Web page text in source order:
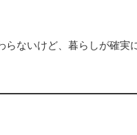
らないけど、暮らしが確実